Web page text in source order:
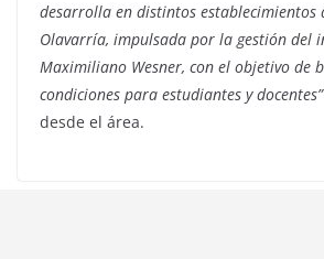
desarrolla en distintos establecimientos
Olavarría, impulsada por la gestión del
Maximiliano Wesner, con el objetivo de
condiciones para estudiantes y docentes”
desde el área.